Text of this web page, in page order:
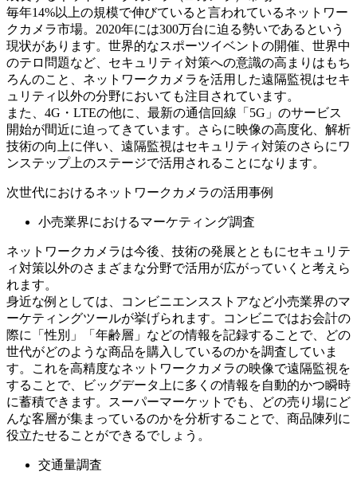
毎年14%以上の規模で伸びていると言われているネットワー
クカメラ市場。2020年には300万台に迫る勢いであるという
現状があります。世界的なスポーツイベントの開催、世界中
のテロ問題など、セキュリティ対策への意識の高まりはもち
ろんのこと、ネットワークカメラを活用した遠隔監視はセキ
ュリティ以外の分野においても注目されています。
また、4G・LTEの他に、最新の通信回線「5G」のサービス
開始が間近に迫ってきています。さらに映像の高度化、解析
技術の向上に伴い、遠隔監視はセキュリティ対策のさらにワ
ンステップ上のステージで活用されることになります。
次世代におけるネットワークカメラの活用事例
小売業界におけるマーケティング調査
ネットワークカメラは今後、技術の発展とともにセキュリテ
ィ対策以外のさまざまな分野で活用が広がっていくと考えら
れます。
身近な例としては、コンビニエンスストアなど小売業界のマ
ーケティングツールが挙げられます。コンビニではお会計の
際に「性別」「年齢層」などの情報を記録することで、どの
世代がどのような商品を購入しているのかを調査していま
す。これを高精度なネットワークカメラの映像で遠隔監視を
することで、ビッグデータ上に多くの情報を自動的かつ瞬時
に蓄積できます。スーパーマーケットでも、どの売り場にど
んな客層が集まっているのかを分析することで、商品陳列に
役立たせることができるでしょう。
交通量調査